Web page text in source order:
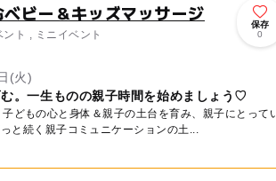
ビー＆キッズマッサージ
ト , ミニイベント
保存
0
(火)
。一生ものの親子時間を始めましょう♡
う時の心強いアイテムに！ ずっと続く親子コミュニケーションの土...